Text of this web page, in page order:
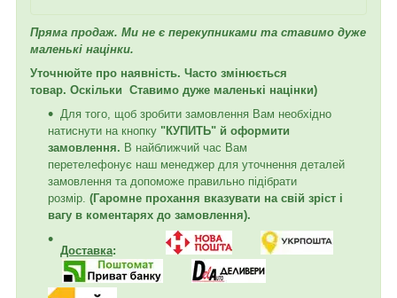
Пряма продаж. Ми не є перекупниками та ставимо дуже
маленькі націнки.
Уточнюйте про наявність. Часто змінюється
товар. Оскільки Ставимо дуже маленькі націнки)
Для того, щоб зробити замовлення Вам необхідно
натиснути на кнопку "КУПИТЬ" й оформити
замовлення. В найближчий час Вам
перетелефонує наш менеджер для уточнення деталей
замовлення та допоможе правильно підібрати
розмір. (Гаромне прохання вказувати на свій зріст і
вагу в коментарях до замовлення).
Доставка: